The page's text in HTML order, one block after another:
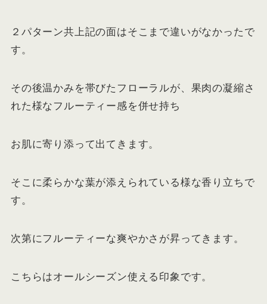
２パターン共上記の面はそこまで違いがなかったで
す。
その後温かみを帯びたフローラルが、果肉の凝縮さ
れた様なフルーティー感を併せ持ち
お肌に寄り添って出てきます。
そこに柔らかな葉が添えられている様な香り立ちで
す。
次第にフルーティーな爽やかさが昇ってきます。
こちらはオールシーズン使える印象です。